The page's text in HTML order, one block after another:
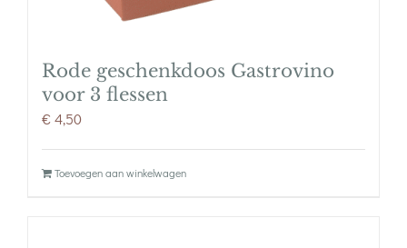
Rode geschenkdoos Gastrovino
voor 3 flessen
€4,50
Toevoegen aan winkelwagen